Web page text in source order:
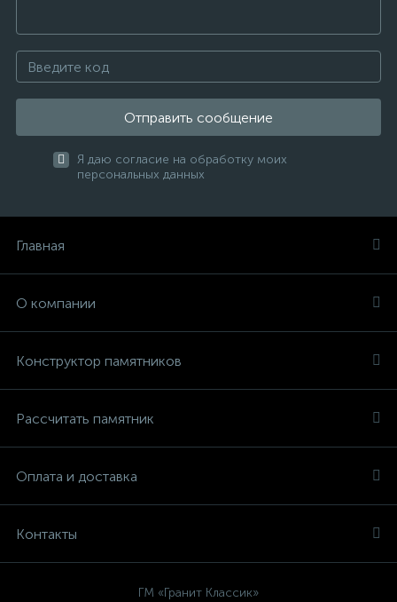
Отправить сообщение
Я даю согласие на обработку моих
персональных данных
Главная
О компании
Конструктор памятников
Рассчитать памятник
Оплата и доставка
Контакты
ГМ «Гранит Классик»